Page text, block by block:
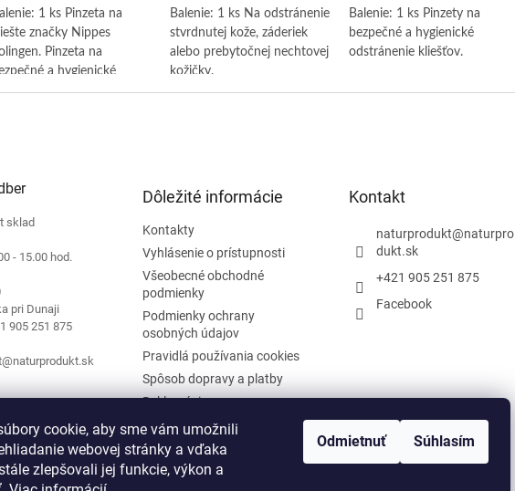
cookie, aby sme vám umožnili
webovej stránky a vďaka
zlepšovali jej funkcie, výkon a
Odmietnuť Súhlasím
1 ks Pinzeta na
značky Nippes
Pinzeta na
a hygienické
prisatých
Balenie: 1 ks Na odstránenie
stvrdnutej kože, záderiek
alebo prebytočnej nechtovej
kožičky.
Balenie: 1 ks Pinzety na
bezpečné a hygienické
odstránenie kliešťov.
sklad
- 15.00 hod.
pri Dunaji
905 251 875
Dôležité informácie
Kontakty
Vyhlásenie o prístupnosti
Všeobecné obchodné
podmienky
Podmienky ochrany
osobných údajov
Pravidlá používania cookies
Spôsob dopravy a platby
Reklamácie
Blog
História Naturprodukt
Podmienky Black Friday 2025
Kontakt
naturprodukt@naturpro
dukt.sk
+421 905 251 875
Facebook